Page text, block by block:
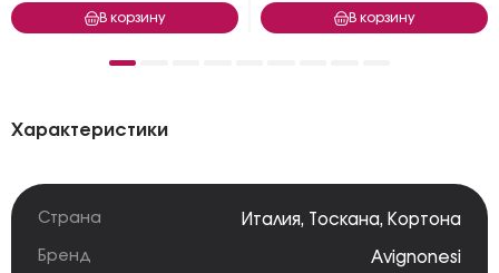
В корзину В корзину
Характеристики
Страна Италия, Тоскана, Кортона
Бренд Avignonesi